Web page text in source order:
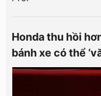
Honda thu hồi
bánh xe có thể